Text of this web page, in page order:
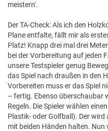
meistern'.
Der TA-Check: Als ich den
Plane entfalte, fällt mir als
Platz! Knapp drei mal drei
bei der Vorbereitung auf jeden
unsere Testspieler genug
das Spiel nach draußen in den
Vorbereiten muss er das Spiel
– fertig. Ebenso überschaubar
Regeln. Die Spieler wählen
Plastik- oder Golfball). Der wird
mit beiden Händen halten. Nun